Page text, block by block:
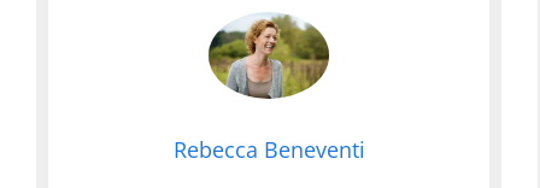
Rebecca Beneventi